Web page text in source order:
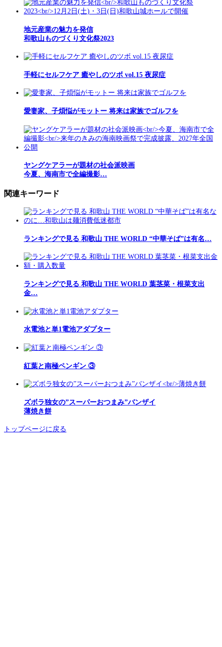
地元産業の魅力を発信
和歌山ものづくり文化祭2023
手軽にセルフケア 癒やしのツボ vol.15 夜尿症
愛妻家、子煩悩がモットー 将来は家族でゴルフを
ヤングケアラーが題材の社会派映画
今夏、海南市で全編撮影…
関連キーワード
ランキングで見る 和歌山 THE WORLD “中華そば”は有名…
ランキングで見る 和歌山 THE WORLD 葉茎菜・根菜支出
金…
水電池と単1電池アダプター
紅葉と南極ペンギン ③
ズボラ独女の”スーパーおつまみ”バンザイ
薄焼き餅
トップページに戻る